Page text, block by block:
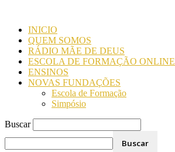
INICIO
QUEM SOMOS
RÁDIO MÃE DE DEUS
ESCOLA DE FORMAÇÃO ONLINE
ENSINOS
NOVAS FUNDAÇÕES
Escola de Formação
Simpósio
Buscar